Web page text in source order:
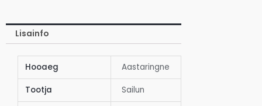
Lisainfo
Hooaeg Aastaringne
Tootja Sailun